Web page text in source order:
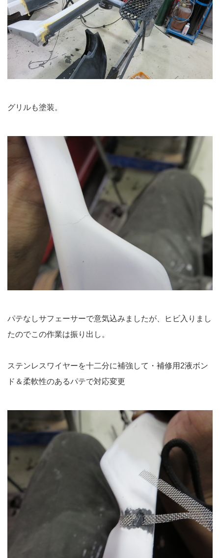
グリルも塗装。
パテなしサフェーサーで意気込みましたが、ヒビ入りまし
たのでこの作業は振り出し。
ステンレスワイヤーを十二分に補強して・補修用2液ボン
ド＆柔軟性のあるパテで対応変更